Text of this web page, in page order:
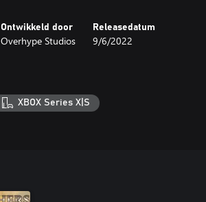
Ontwikkeld door
Overhype Studios
Releasedatum
9/6/2022
XBOX Series X|S